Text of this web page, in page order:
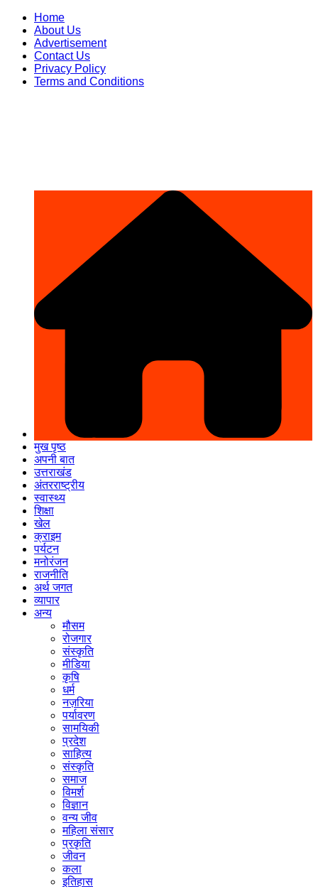
Skip
content
Home
About Us
Advertisement
Contact Us
Privacy Policy
Terms and Conditions
मुख पृष्ठ
अपनी बात
उत्तराखंड
अंतरराष्ट्रीय
स्वास्थ्य
शिक्षा
खेल
क्राइम
पर्यटन
मनोरंजन
राजनीति
अर्थ जगत
व्यापार
अन्य
मौसम
रोजगार
संस्कृति
मीडिया
कृषि
धर्म
नज़रिया
पर्यावरण
सामयिकी
प्रदेश
साहित्य
संस्कृति
समाज
विमर्श
विज्ञान
वन्य जीव
महिला संसार
प्रकृति
जीवन
कला
इतिहास